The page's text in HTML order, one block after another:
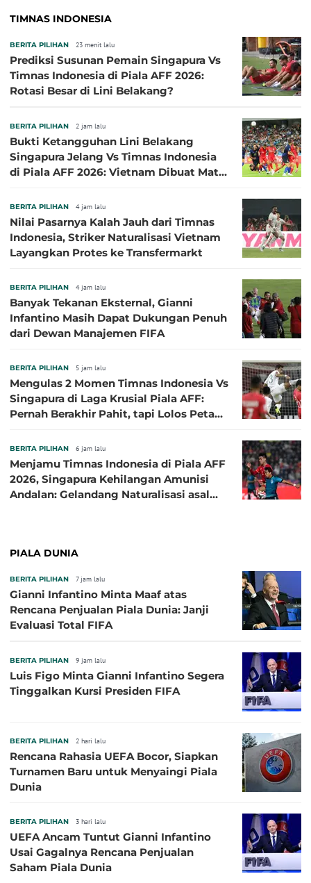
TIMNAS INDONESIA
BERITA PILIHAN 23 menit lalu
Prediksi Susunan Pemain Singapura Vs
Timnas Indonesia di Piala AFF 2026:
Rotasi Besar di Lini Belakang?
BERITA PILIHAN 2 jam lalu
Bukti Ketangguhan Lini Belakang
Singapura Jelang Vs Timnas Indonesia
di Piala AFF 2026: Vietnam Dibuat Mati
BERITA PILIHAN 4 jam lalu
Nilai Pasarnya Kalah Jauh dari Timnas
Indonesia, Striker Naturalisasi Vietnam
Layangkan Protes ke Transfermarkt
BERITA PILIHAN 4 jam lalu
Banyak Tekanan Eksternal, Gianni
Infantino Masih Dapat Dukungan Penuh
dari Dewan Manajemen FIFA
BERITA PILIHAN 5 jam lalu
Mengulas 2 Momen Timnas Indonesia Vs
Singapura di Laga Krusial Piala AFF:
Pernah Berakhir Pahit, tapi Lolos Petaka
BERITA PILIHAN 6 jam lalu
Menjamu Timnas Indonesia di Piala AFF
2026, Singapura Kehilangan Amunisi
Andalan: Gelandang Naturalisasi asal
PIALA DUNIA
BERITA PILIHAN 7 jam lalu
Gianni Infantino Minta Maaf atas
Rencana Penjualan Piala Dunia: Janji
Evaluasi Total FIFA
BERITA PILIHAN 9 jam lalu
Luis Figo Minta Gianni Infantino Segera
Tinggalkan Kursi Presiden FIFA
BERITA PILIHAN 2 hari lalu
Rencana Rahasia UEFA Bocor, Siapkan
Turnamen Baru untuk Menyaingi Piala
Dunia
BERITA PILIHAN 3 hari lalu
UEFA Ancam Tuntut Gianni Infantino
Usai Gagalnya Rencana Penjualan
Saham Piala Dunia